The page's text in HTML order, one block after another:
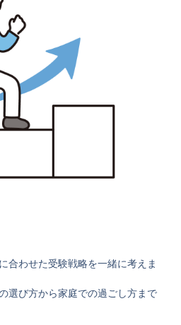
合わせた受験戦略を一緒に考えま
選び方から家庭での過ごし方まで